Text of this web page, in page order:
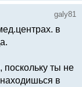
galy81
в
поскольку ты не
в